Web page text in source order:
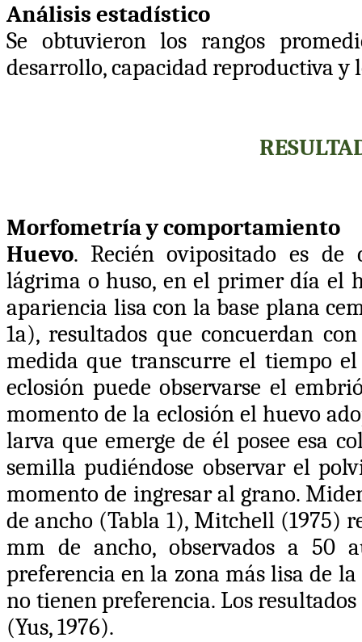
Análisis estadístico
Se obtuvieron los rangos
desarrollo, capacidad reproductiva y
Morfometría y comportamiento
Huevo. Recién ovipositado es
lágrima o huso, en el primer día el
apariencia lisa con la base plana
1a), resultados que concuerdan
medida que transcurre el tiempo
eclosión puede observarse el
momento de la eclosión el huevo
larva que emerge de él posee esa
semilla pudiéndose observar el
momento de ingresar al grano.
de ancho (Tabla 1), Mitchell (1975)
mm de ancho, observados a 50
preferencia en la zona más lisa de
no tienen preferencia. Los
(Yus, 1976).